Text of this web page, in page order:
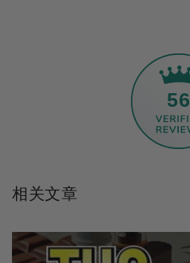
56
相关文章